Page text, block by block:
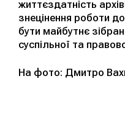
життєздатність
знецінення роботи
бути майбутнє
суспільної та
На фото: Дмитро